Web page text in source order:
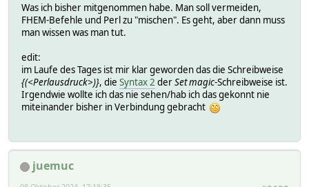
Was ich bisher mitgenommen habe. Man soll vermeiden,
FHEM-Befehle und Perl zu "mischen". Es geht, aber dann muss
man wissen was man tut.
edit:
im Laufe des Tages ist mir klar geworden das die Schreibweise
{(<Perlausdruck>)}, die Syntax 2 derSet magic-Schreibweise ist.
Irgendwie wollte ich das nie sehen/hab ich das gekonnt nie
miteinander bisher in Verbindung gebracht
juemuc